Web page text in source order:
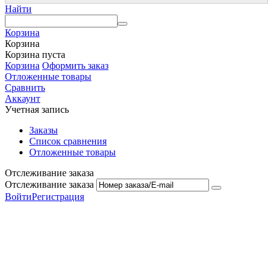
Найти
Корзина
Корзина
Корзина пуста
Корзина Оформить заказ
Отложенные товары
Сравнить
Аккаунт
Учетная запись
Заказы
Список сравнения
Отложенные товары
Отслеживание заказа
Отслеживание заказа
ВойтиРегистрация